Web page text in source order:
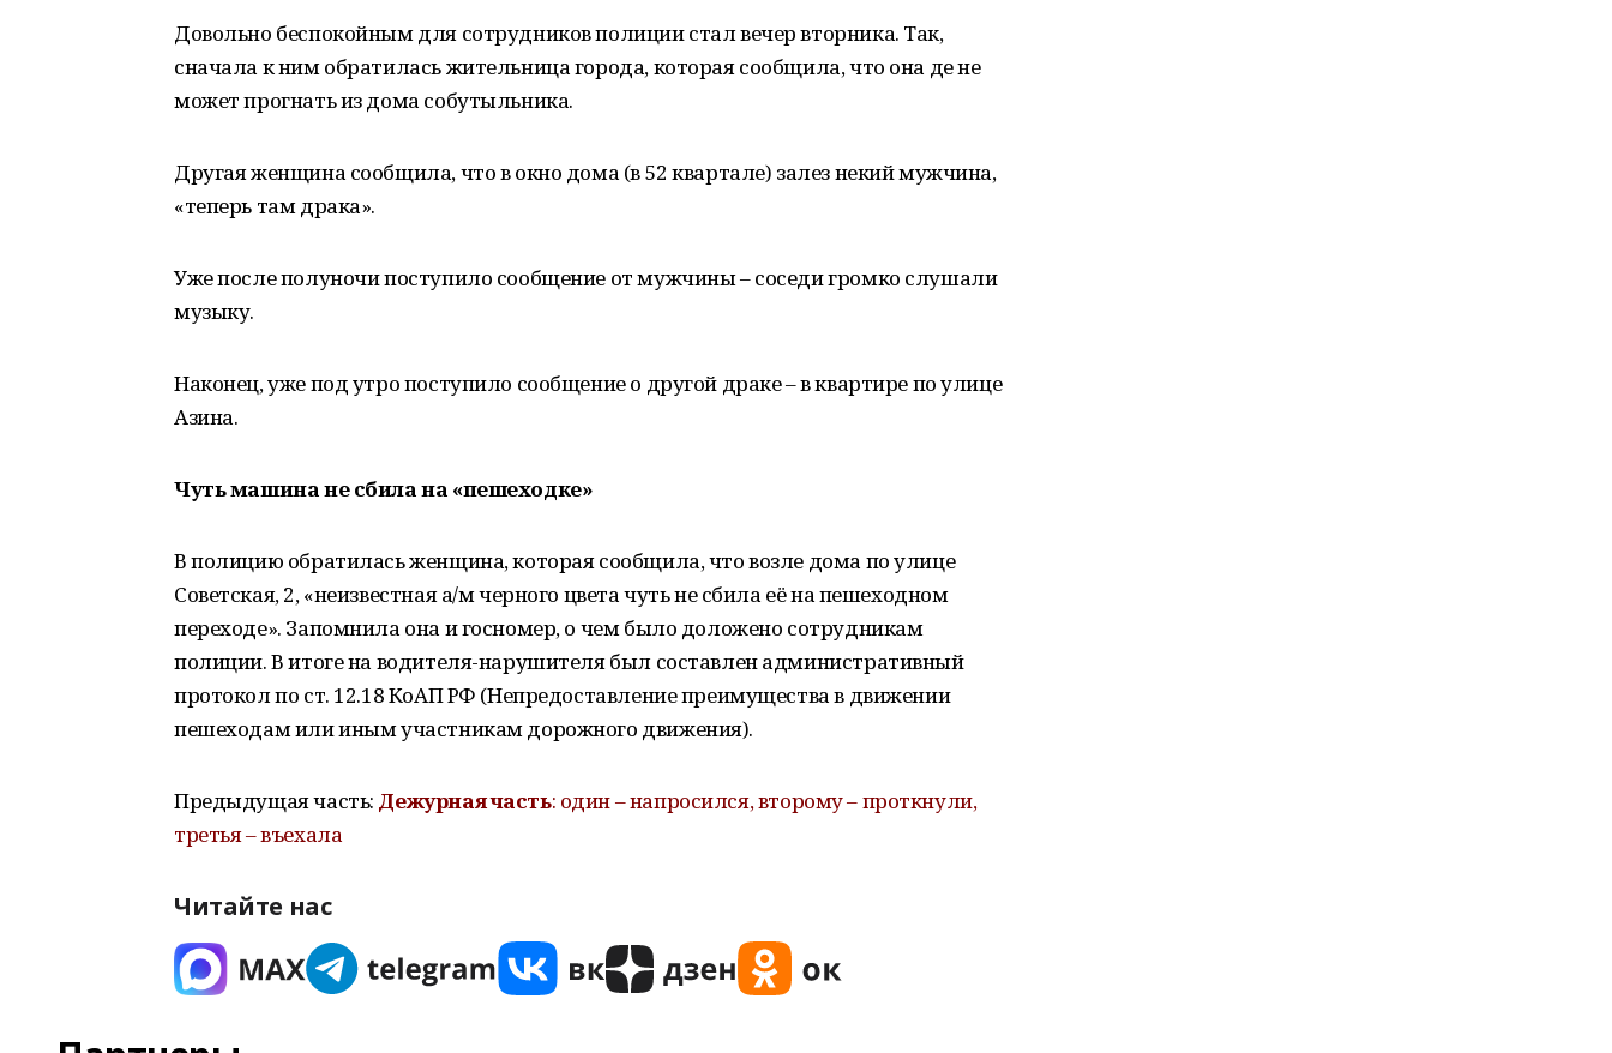
Довольно беспокойным для сотрудников полиции стал вечер вторника. Так,
сначала к ним обратилась жительница города, которая сообщила, что она де не
может прогнать из дома собутыльника.
Другая женщина сообщила, что в окно дома (в 52 квартале) залез некий мужчина,
«теперь там драка».
Уже после полуночи поступило сообщение от мужчины – соседи громко слушали
музыку.
Наконец, уже под утро поступило сообщение о другой драке – в квартире по улице
Азина.
Чуть машина не сбила на «пешеходке»
В полицию обратилась женщина, которая сообщила, что возле дома по улице
Советская, 2, «неизвестная а/м черного цвета чуть не сбила её на пешеходном
переходе». Запомнила она и госномер, о чем было доложено сотрудникам
полиции. В итоге на водителя-нарушителя был составлен административный
протокол по ст. 12.18 КоАП РФ (Непредоставление преимущества в движении
пешеходам или иным участникам дорожного движения).
Предыдущая часть: Дежурнаячасть: один – напросился, второму – проткнули,
третья – въехала
Читайте нас